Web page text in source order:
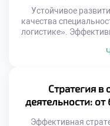
Устойчивое
качества
логистике».
операций
управление
производства.
интегрируется в
Стратегия в
деятельности:
Эффективная